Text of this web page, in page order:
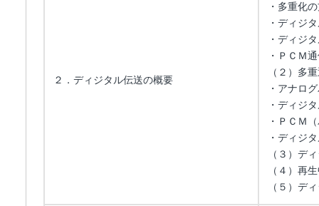
２．ディジタル伝送の概要
・多重化
・ディジ
・ディジ
・ＰＣＭ
（２）多
・アナロ
・ディジ
・ＰＣＭ
・ディジ
（３）デ
（４）再
（５）デ